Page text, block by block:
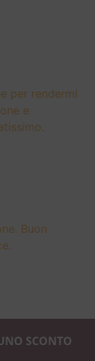
per rendermi
e
Buon
SCONTO